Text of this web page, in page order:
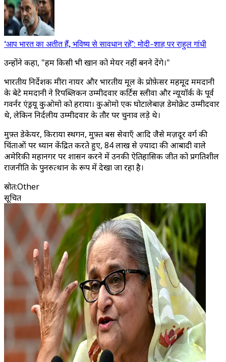
‘आप भारत का अतीत हैं, भविष्य से सावधान रहें’: मोदी-शाह पर राहुल गांधी
उन्होंने कहा, "हम किसी भी खान को मेयर नहीं बनने देंगे।"
भारतीय निर्देशक मीरा नायर और भारतीय मूल के प्रोफ़ेसर महमूद ममदानी
के बेटे ममदानी ने रिपब्लिकन उम्मीदवार कर्टिस स्लीवा और न्यूयॉर्क के पूर्व
गवर्नर एंड्रयू कुओमो को हराया। कुओमो एक घोटालेबाज़ डेमोक्रेट उम्मीदवार
थे, लेकिन निर्दलीय उम्मीदवार के तौर पर चुनाव लड़े थे।
मुफ़्त डेकेयर, किराया स्थगन, मुफ़्त बस सेवाएँ आदि जैसे मज़दूर वर्ग की
चिंताओं पर ध्यान केंद्रित करते हुए, 84 लाख से ज़्यादा की आबादी वाले
अमेरिकी महानगर पर शासन करने में उनकी ऐतिहासिक जीत को प्रगतिशील
राजनीति के पुनरुत्थान के रूप में देखा जा रहा है।
स्रोत:Other
सूचित